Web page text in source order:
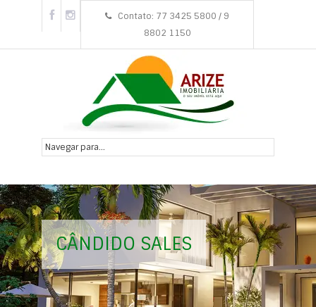
Contato: 77 3425 5800 / 9
8802 1150
CÂNDIDO SALES